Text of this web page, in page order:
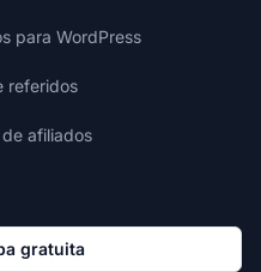
para WordPress
referidos
afiliados
gratuita